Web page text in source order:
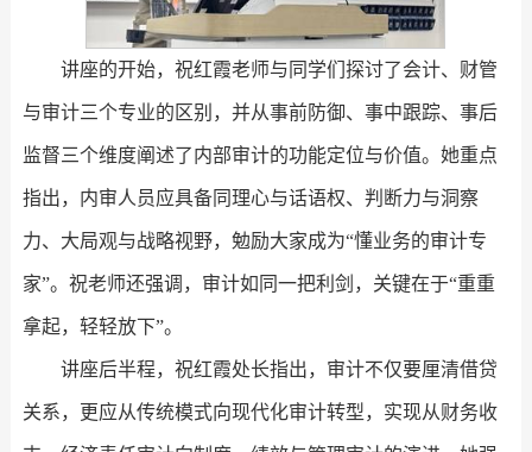
讲座的开始，祝红霞老师与同学们探讨了会计、财管
与审计三个专业的区别，并从事前防御、事中跟踪、事后
监督三个维度阐述了内部审计的功能定位与价值。她重点
指出，内审人员应具备同理心与话语权、判断力与洞察
力、大局观与战略视野，勉励大家成为“懂业务的审计专
家”。祝老师还强调，审计如同一把利剑，关键在于“重重
拿起，轻轻放下”。
讲座后半程，祝红霞处长指出，审计不仅要厘清借贷
关系，更应从传统模式向现代化审计转型，实现从财务收